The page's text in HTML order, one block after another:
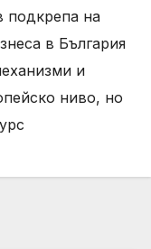
подкрепа на
в България
и
ниво, но